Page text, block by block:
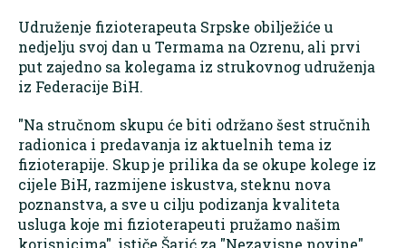
Udruženje fizioterapeuta Srpske obilježiće u
nedjelju svoj dan u Termama na Ozrenu, ali prvi
put zajedno sa kolegama iz strukovnog udruženja
iz Federacije BiH.
"Na stručnom skupu će biti održano šest stručnih
radionica i predavanja iz aktuelnih tema iz
fizioterapije. Skup je prilika da se okupe kolege iz
cijele BiH, razmijene iskustva, steknu nova
poznanstva, a sve u cilju podizanja kvaliteta
usluga koje mi fizioterapeuti pružamo našim